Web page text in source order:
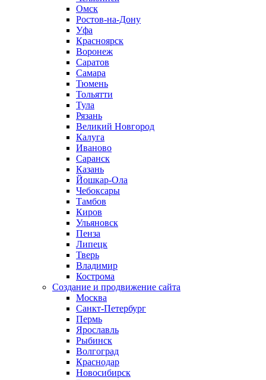
Омск
Ростов-на-Дону
Уфа
Красноярск
Воронеж
Саратов
Самара
Тюмень
Тольятти
Тула
Рязань
Великий Новгород
Калуга
Иваново
Саранск
Казань
Йошкар-Ола
Чебоксары
Тамбов
Киров
Ульяновск
Пенза
Липецк
Тверь
Владимир
Кострома
Создание и продвижение сайта
Москва
Санкт-Петербург
Пермь
Ярославль
Рыбинск
Волгоград
Краснодар
Новосибирск